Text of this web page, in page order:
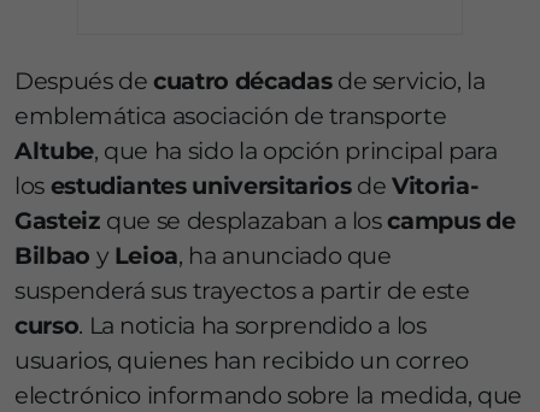
Después decuatro décadasde servicio, la
emblemática asociación de transporte
Altube, que ha sido la opción principal para
los estudiantes universitariosdeVitoria-
Gasteiz que se desplazaban a loscampus de
Bilbao y Leioa, ha anunciado que
suspenderá sus trayectos a partir de este
curso. La noticia ha sorprendido a los
usuarios, quienes han recibido un correo
electrónico informando sobre la medida, que